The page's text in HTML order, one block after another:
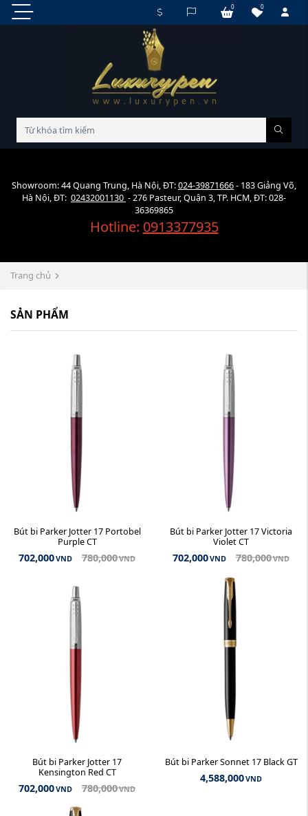
0
0
Showroom: 44 Quang Trung, Hà Nội, ĐT:024-39871666- 183 Giảng Võ,
Hà Nội, ĐT: 02432001130 - 276 Pasteur, Quận 3, TP. HCM, ĐT: 028-
36369865
Hotline: 0913377935
Trang chủ
SẢN PHẨM
Bút bi Parker Jotter 17 Portobel
Purple CT
702,000VND 780,000VND
Bút bi Parker Jotter 17 Victoria
Violet CT
702,000VND 780,000VND
Bút bi Parker Jotter 17
Kensington Red CT
702,000VND 780,000VND
Bút bi Parker Sonnet 17 Black GT
4,588,000VND